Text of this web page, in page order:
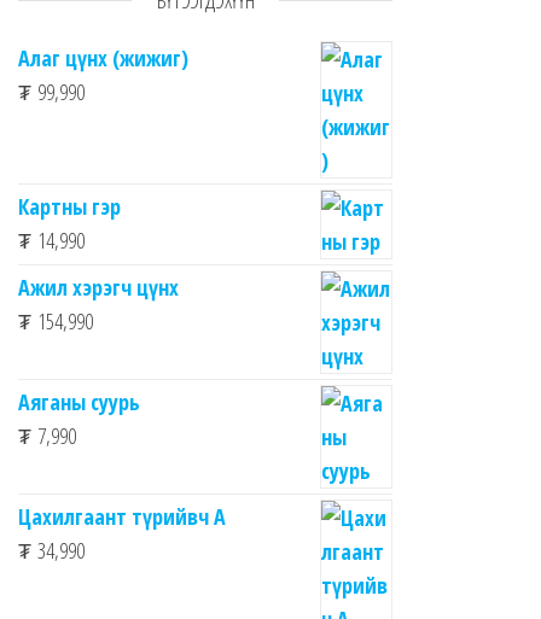
Алаг цүнх (жижиг)
₮ 99,990
Картны гэр
₮ 14,990
Ажил хэрэгч цүнх
₮ 154,990
Аяганы суурь
₮ 7,990
Цахилгаант түрийвч А
₮ 34,990